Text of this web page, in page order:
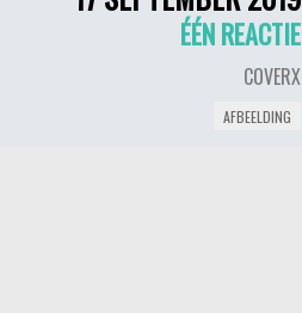
ÉÉN REACTIE
COVERX
AFBEELDING